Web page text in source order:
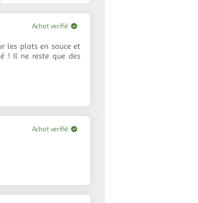
avis
les plats en sauce et
! Il ne reste que des
Achat verifié
Achat verifié